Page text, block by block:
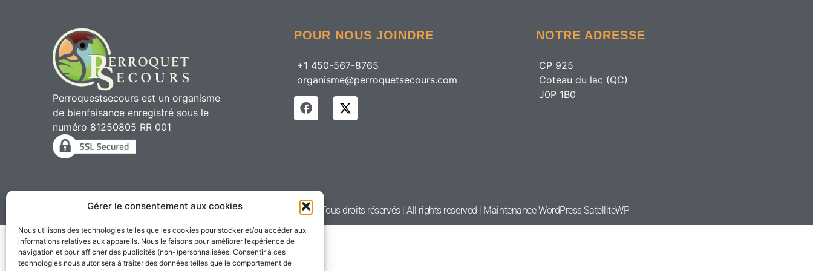
Gérer le consentement aux cookies
Nous utilisons des technologies telles que les cookies pour stocker et/ou accéder aux
informations relatives aux appareils. Nous le faisons pour améliorer l’expérience de
navigation et pour afficher des publicités (non-)personnalisées. Consentir à ces
technologies nous autorisera à traiter des données telles que le comportement de
Perroquestsecours est un organisme
de bienfaisance enregistré sous le
numéro 81250805 RR 001
POUR NOUS JOINDRE
+1 450-567-8765
organisme@perroquetsecours.com
NOTRE ADRESSE
CP 925
Coteau du lac (QC)
J0P 1B0
2010 - 2026 © Perroquetsecours | Tous droits réservés | All rights reserved | Maintenance WordPressSatelliteWP